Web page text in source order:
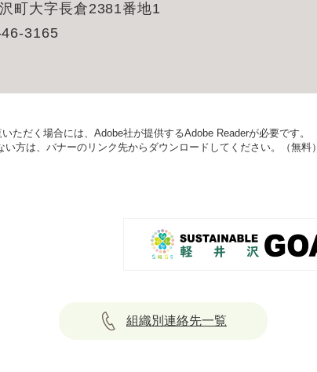
町大字長倉2381番地1
3165
ただく場合には、Adobe社が提供するAdobe Readerが必要です。
い方は、バナーのリンク先からダウンロードしてください。（無料）
組織別連絡先一覧